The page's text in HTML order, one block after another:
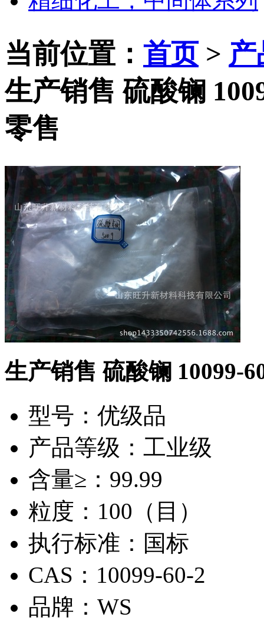
当前位置： 首页>
生产销售 硫酸镧
零售
生产销售 硫酸镧 10099-
型号：优级品
产品等级：工业级
含量≥：99.99
粒度：100（目）
执行标准：国标
CAS：10099-60-2
品牌：WS